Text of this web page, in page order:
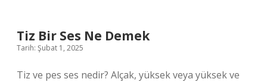
Tiz Bir Ses Ne Demek
Tarih: Şubat 1, 2025
Tiz ve pes ses nedir? Alçak, yüksek veya yüksek ve